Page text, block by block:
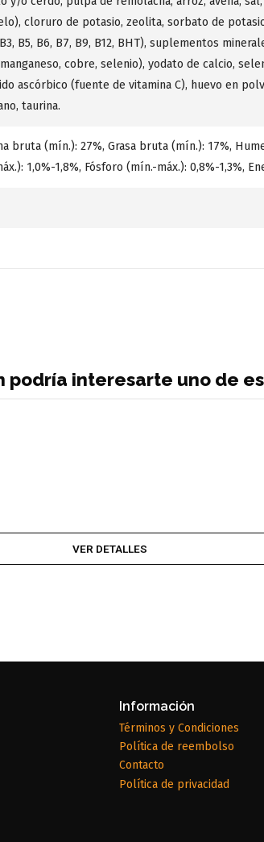
cloruro de potasio, zeolita, sorbato de
B3, B5, B6, B7, B9, B12, BHT), suplementos
cobre, selenio), yodato de calcio,
ascórbico (fuente de vitamina C), huevo en
taurina.
bruta (mín.): 27%, Grasa bruta (mín.): 17%,
1,0%-1,8%, Fósforo (mín.-máx.): 0,8%-1,3%,
podría interesarte uno de
VER DETALLES
Información
Términos y Condiciones
Política de reembolso
Contacto
Política de privacidad